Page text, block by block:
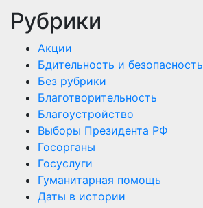
Рубрики
Акции
Бдительность и безопасность
Без рубрики
Благотворительность
Благоустройство
Выборы Президента РФ
Госорганы
Госуслуги
Гуманитарная помощь
Даты в истории